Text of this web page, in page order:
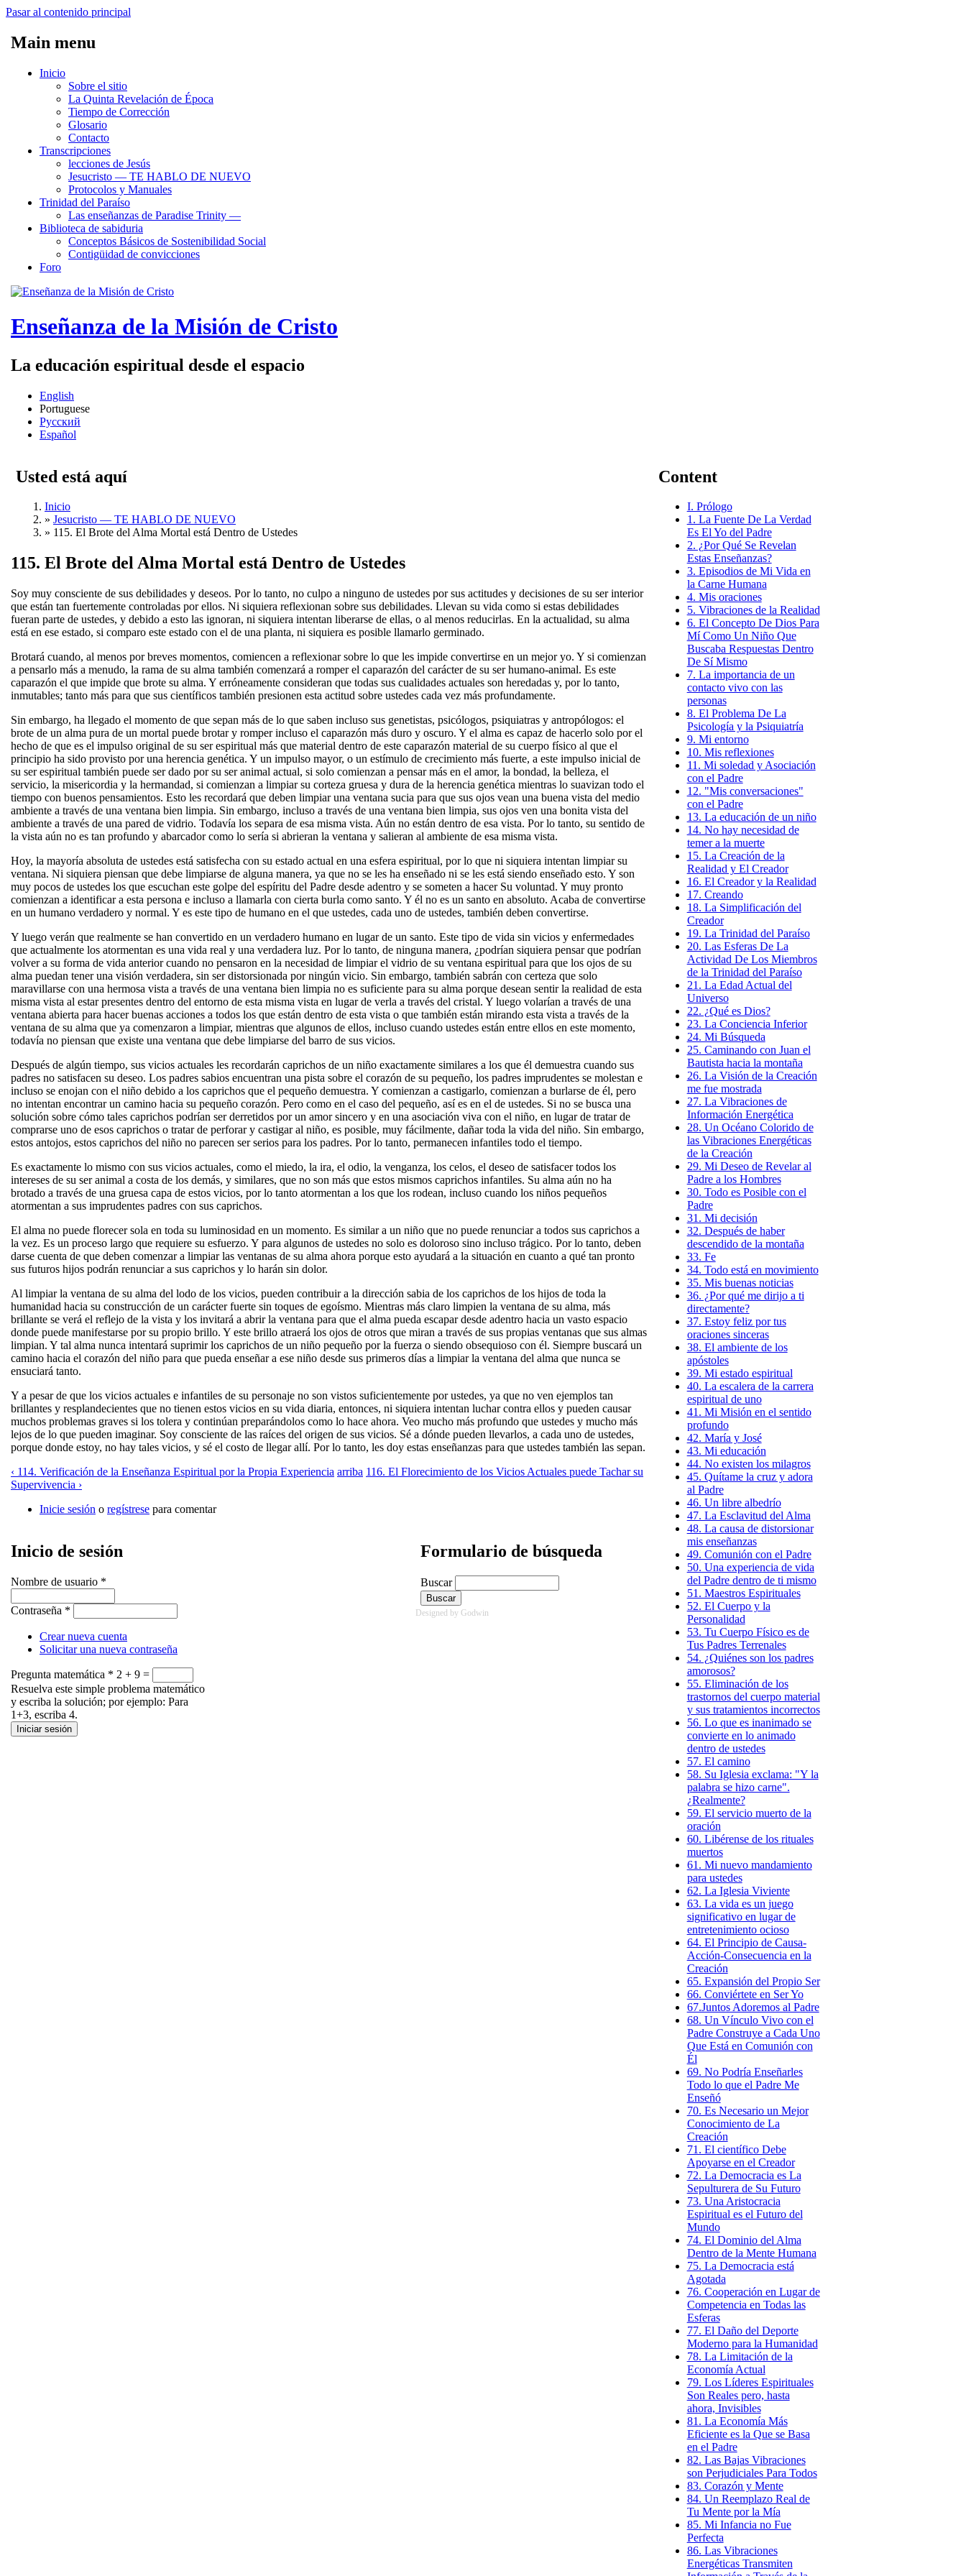
Pasar al contenido principal
Main menu
Inicio
Sobre el sitio
La Quinta Revelación de Época
Tiempo de Corrección
Glosario
Contacto
Transcripciones
lecciones de Jesús
Jesucristo ― TE HABLO DE NUEVO
Protocolos y Manuales
Trinidad del Paraíso
Las enseñanzas de Paradise Trinity ―
Biblioteca de sabiduria
Conceptos Básicos de Sostenibilidad Social
Contigüidad de convicciones
Foro
Enseñanza de la Misión de Cristo
La educación espiritual desde el espacio
English
Portuguese
Русский
Español
Usted está aquí
Inicio
» Jesucristo ― TE HABLO DE NUEVO
» 115. El Brote del Alma Mortal está Dentro de Ustedes
115. El Brote del Alma Mortal está Dentro de Ustedes
Soy muy consciente de sus debilidades y deseos. Por lo tanto, no culpo a ninguno de ustedes por sus actitudes y decisiones de su ser interior
que están tan fuertemente controladas por ellos. Ni siquiera reflexionan sobre sus debilidades. Llevan su vida como si estas debilidades
fueran parte de ustedes, y debido a esto las ignoran, ni siquiera intentan liberarse de ellas, o al menos reducirlas. En la actualidad, su alma
está en ese estado, si comparo este estado con el de una planta, ni siquiera es posible llamarlo germinado.
Brotará cuando, al menos por breves momentos, comiencen a reflexionar sobre lo que les impide convertirse en un mejor yo. Y si comienzan
a pensarlo más a menudo, la rama de su alma también comenzará a romper el caparazón del carácter de su ser humano-animal. Es este
caparazón el que impide que brote su alma. Y erróneamente consideran que todas sus cualidades actuales son heredadas y, por lo tanto,
inmutables; tanto más para que sus científicos también presionen esta actitud sobre ustedes cada vez más profundamente.
Sin embargo, ha llegado el momento de que sepan más de lo que saben incluso sus genetistas, psicólogos, psiquiatras y antropólogos: el
brote de un alma pura de un mortal puede brotar y romper incluso el caparazón más duro y oscuro. Y el alma es capaz de hacerlo solo por el
hecho de que es el impulso original de su ser espiritual más que material dentro de este caparazón material de su cuerpo físico al que el
principio ha sido provisto por una herencia genética. Y un impulso mayor, o un estímulo de crecimiento más fuerte, a este impulso inicial de
su ser espiritual también puede ser dado por su ser animal actual, si solo comienzan a pensar más en el amor, la bondad, la belleza, el
servicio, la misericordia y la hermandad, si comienzan a limpiar su corteza gruesa y dura de la herencia genética mientras lo suavizan todo el
tiempo con buenos pensamientos. Esto les recordará que deben limpiar una ventana sucia para que sus ojos vean una buena vista del medio
ambiente a través de una ventana bien limpia. Sin embargo, incluso a través de una ventana bien limpia, sus ojos ven una bonita vista del
ambiente a través de una pared de vidrio. Todavía los separa de esa misma vista. Aún no están dentro de esa vista. Por lo tanto, su sentido de
la vista aún no es tan profundo y abarcador como lo sería si abrieran la ventana y salieran al ambiente de esa misma vista.
Hoy, la mayoría absoluta de ustedes está satisfecha con su estado actual en una esfera espiritual, por lo que ni siquiera intentan limpiar su
ventana. Ni siquiera piensan que debe limpiarse de alguna manera, ya que no se les ha enseñado ni se les está siendo enseñado esto. Y son
muy pocos de ustedes los que escuchan este golpe del espíritu del Padre desde adentro y se someten a hacer Su voluntad. Y muy pronto
comienzan a identificar a esta persona e incluso a llamarla con cierta burla como santo. Y él no es un santo en absoluto. Acaba de convertirse
en un humano verdadero y normal. Y es este tipo de humano en el que ustedes, cada uno de ustedes, también deben convertirse.
Y luego verán que realmente se han convertido en un verdadero humano en lugar de un santo. Este tipo de vida sin vicios y enfermedades
que actualmente los atormentan es una vida real y una verdadera luz. Por lo tanto, de ninguna manera, ¿podrían siquiera pensar que podrían
volver a su forma de vida anterior cuando no pensaron en la necesidad de limpiar el vidrio de su ventana espiritual para que los ojos de su
alma puedan tener una visión verdadera, sin ser distorsionada por ningún vicio. Sin embargo, también sabrán con certeza que solo
maravillarse con una hermosa vista a través de una ventana bien limpia no es suficiente para su alma porque desean sentir la realidad de esta
misma vista al estar presentes dentro del entorno de esta misma vista en lugar de verla a través del cristal. Y luego volarían a través de una
ventana abierta para hacer buenas acciones a todos los que están dentro de esta vista o que también están mirando esta vista a través de la
ventana de su alma que ya comenzaron a limpiar, mientras que algunos de ellos, incluso cuando ustedes están entre ellos en este momento,
todavía no piensan que existe una ventana que debe limpiarse del barro de sus vicios.
Después de algún tiempo, sus vicios actuales les recordarán caprichos de un niño exactamente similares a los que él demuestra cuando sus
padres no satisfacen su deseo. Los padres sabios encuentran una pista sobre el corazón de su pequeño, los padres imprudentes se molestan e
incluso se enojan con el niño debido a los caprichos que el pequeño demuestra. Y comienzan a castigarlo, comienzan a burlarse de él, pero
no intentan encontrar un camino hacia su pequeño corazón. Pero como en el caso del pequeño, así es en el de ustedes. Si no se busca una
solución sobre cómo tales caprichos podrían ser derretidos por un amor sincero y en una asociación viva con el niño, en lugar de tratar de
comprarse uno de esos caprichos o tratar de perforar y castigar al niño, es posible, muy fácilmente, dañar toda la vida del niño. Sin embargo,
estos antojos, estos caprichos del niño no parecen ser serios para los padres. Por lo tanto, permanecen infantiles todo el tiempo.
Es exactamente lo mismo con sus vicios actuales, como el miedo, la ira, el odio, la venganza, los celos, el deseo de satisfacer todos los
intereses de su ser animal a costa de los demás, y similares, que no son más que estos mismos caprichos infantiles. Su alma aún no ha
brotado a través de una gruesa capa de estos vicios, por lo tanto atormentan a los que los rodean, incluso cuando los niños pequeños
atormentan a sus imprudentes padres con sus caprichos.
El alma no puede florecer sola en toda su luminosidad en un momento. Es similar a un niño que no puede renunciar a todos sus caprichos a
la vez. Es un proceso largo que requiere su esfuerzo. Y para algunos de ustedes no solo es doloroso sino incluso trágico. Por lo tanto, deben
darse cuenta de que deben comenzar a limpiar las ventanas de su alma ahora porque esto ayudará a la situación en cuanto a qué tan pronto
sus futuros hijos podrán renunciar a sus caprichos y lo harán sin dolor.
Al limpiar la ventana de su alma del lodo de los vicios, pueden contribuir a la dirección sabia de los caprichos de los hijos de toda la
humanidad hacia su construcción de un carácter fuerte sin toques de egoísmo. Mientras más claro limpien la ventana de su alma, más
brillante se verá el reflejo de la vista y los invitará a abrir la ventana para que el alma pueda escapar desde adentro hacia un vasto espacio
donde puede manifestarse por su propio brillo. Y este brillo atraerá los ojos de otros que miran a través de sus propias ventanas que sus almas
limpian. Y tal alma nunca intentará suprimir los caprichos de un niño pequeño por la fuerza o siendo obsequioso con él. Siempre buscará un
camino hacia el corazón del niño para que pueda enseñar a ese niño desde sus primeros días a limpiar la ventana del alma que nunca se
ensuciará tanto.
Y a pesar de que los vicios actuales e infantiles de su personaje no son vistos suficientemente por ustedes, ya que no ven ejemplos tan
brillantes y resplandecientes que no tienen estos vicios en su vida diaria, entonces, ni siquiera intentan luchar contra ellos y pueden causar
muchos problemas graves si los tolera y continúan preparándolos como lo hace ahora. Veo mucho más profundo que ustedes y mucho más
lejos de lo que pueden imaginar. Soy consciente de las raíces del origen de sus vicios. Sé a dónde pueden llevarlos, a cada uno de ustedes,
porque donde estoy, no hay tales vicios, y sé el costo de llegar allí. Por lo tanto, les doy estas enseñanzas para que ustedes también las sepan.
‹ 114. Verificación de la Enseñanza Espiritual por la Propia Experiencia arriba 116. El Florecimiento de los Vicios Actuales puede Tachar su
Supervivencia ›
Inicie sesión o regístrese para comentar
Content
I. Prólogo
1. La Fuente De La Verdad
Es El Yo del Padre
2. ¿Por Qué Se Revelan
Estas Enseñanzas?
3. Episodios de Mi Vida en
la Carne Humana
4. Mis oraciones
5. Vibraciones de la Realidad
6. El Concepto De Dios Para
Mí Como Un Niño Que
Buscaba Respuestas Dentro
De Sí Mismo
7. La importancia de un
contacto vivo con las
personas
8. El Problema De La
Psicología y la Psiquiatría
9. Mi entorno
10. Mis reflexiones
11. Mi soledad y Asociación
con el Padre
12. "Mis conversaciones"
con el Padre
13. La educación de un niño
14. No hay necesidad de
temer a la muerte
15. La Creación de la
Realidad y El Creador
16. El Creador y la Realidad
17. Creando
18. La Simplificación del
Creador
19. La Trinidad del Paraíso
20. Las Esferas De La
Actividad De Los Miembros
de la Trinidad del Paraíso
21. La Edad Actual del
Universo
22. ¿Qué es Dios?
23. La Conciencia Inferior
24. Mi Búsqueda
25. Caminando con Juan el
Bautista hacia la montaña
26. La Visión de la Creación
me fue mostrada
27. La Vibraciones de
Información Energética
28. Un Océano Colorido de
las Vibraciones Energéticas
de la Creación
29. Mi Deseo de Revelar al
Padre a los Hombres
30. Todo es Posible con el
Padre
31. Mi decisión
32. Después de haber
descendido de la montaña
33. Fe
34. Todo está en movimiento
35. Mis buenas noticias
36. ¿Por qué me dirijo a ti
directamente?
37. Estoy feliz por tus
oraciones sinceras
38. El ambiente de los
apóstoles
39. Mi estado espiritual
40. La escalera de la carrera
espiritual de uno
41. Mi Misión en el sentido
profundo
42. María y José
43. Mi educación
44. No existen los milagros
45. Quítame la cruz y adora
al Padre
46. Un libre albedrío
47. La Esclavitud del Alma
48. La causa de distorsionar
mis enseñanzas
49. Comunión con el Padre
50. Una experiencia de vida
del Padre dentro de ti mismo
51. Maestros Espirituales
52. El Cuerpo y la
Personalidad
53. Tu Cuerpo Físico es de
Tus Padres Terrenales
54. ¿Quiénes son los padres
amorosos?
55. Eliminación de los
trastornos del cuerpo material
y sus tratamientos incorrectos
56. Lo que es inanimado se
convierte en lo animado
dentro de ustedes
57. El camino
58. Su Iglesia exclama: "Y la
palabra se hizo carne".
¿Realmente?
59. El servicio muerto de la
oración
60. Libérense de los rituales
muertos
61. Mi nuevo mandamiento
para ustedes
62. La Iglesia Viviente
63. La vida es un juego
significativo en lugar de
entretenimiento ocioso
64. El Principio de Causa-
Acción-Consecuencia en la
Creación
65. Expansión del Propio Ser
66. Conviértete en Ser Yo
67.Juntos Adoremos al Padre
68. Un Vínculo Vivo con el
Padre Construye a Cada Uno
Que Está en Comunión con
Él
69. No Podría Enseñarles
Todo lo que el Padre Me
Enseñó
70. Es Necesario un Mejor
Conocimiento de La
Creación
71. El científico Debe
Apoyarse en el Creador
72. La Democracia es La
Sepulturera de Su Futuro
73. Una Aristocracia
Espiritual es el Futuro del
Mundo
74. El Dominio del Alma
Dentro de la Mente Humana
75. La Democracia está
Agotada
76. Cooperación en Lugar de
Competencia en Todas las
Esferas
77. El Daño del Deporte
Moderno para la Humanidad
78. La Limitación de la
Economía Actual
79. Los Líderes Espirituales
Son Reales pero, hasta
ahora, Invisibles
81. La Economía Más
Eficiente es la Que se Basa
en el Padre
82. Las Bajas Vibraciones
son Perjudiciales Para Todos
83. Corazón y Mente
84. Un Reemplazo Real de
Tu Mente por la Mía
85. Mi Infancia no Fue
Perfecta
86. Las Vibraciones
Energéticas Transmiten
Inicio de sesión
Nombre de usuario *
Contraseña *
Crear nueva cuenta
Solicitar una nueva contraseña
Pregunta matemática * 2 + 9 =
Resuelva este simple problema matemático
y escriba la solución; por ejemplo: Para
1+3, escriba 4.
Formulario de búsqueda
Buscar
Designed by Godwin